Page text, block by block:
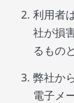
利用者
社が損
るもの
弊社か
電子メ